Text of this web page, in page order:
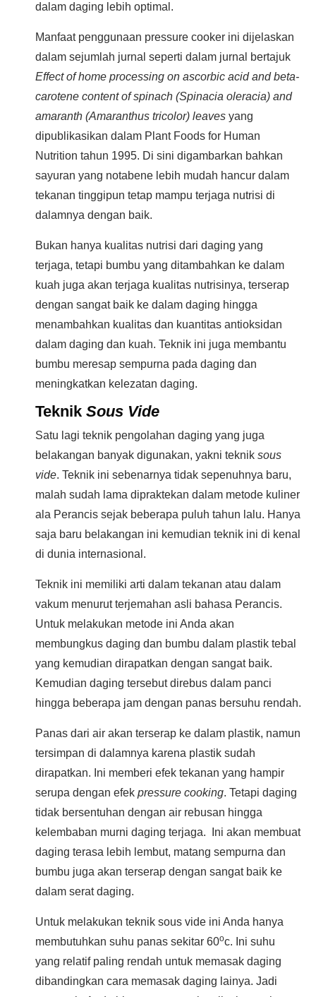
dalam daging lebih optimal.
Manfaat penggunaan pressure cooker ini dijelaskan
dalam sejumlah jurnal seperti dalam jurnal bertajuk
Effect of home processing on ascorbic acid and beta-
carotene content of spinach (Spinacia oleracia) and
amaranth (Amaranthus tricolor) leaves yang
dipublikasikan dalam Plant Foods for Human
Nutrition tahun 1995. Di sini digambarkan bahkan
sayuran yang notabene lebih mudah hancur dalam
tekanan tinggipun tetap mampu terjaga nutrisi di
dalamnya dengan baik.
Bukan hanya kualitas nutrisi dari daging yang
terjaga, tetapi bumbu yang ditambahkan ke dalam
kuah juga akan terjaga kualitas nutrisinya, terserap
dengan sangat baik ke dalam daging hingga
menambahkan kualitas dan kuantitas antioksidan
dalam daging dan kuah. Teknik ini juga membantu
bumbu meresap sempurna pada daging dan
meningkatkan kelezatan daging.
Teknik Sous Vide
Satu lagi teknik pengolahan daging yang juga
belakangan banyak digunakan, yakni teknik sous
vide. Teknik ini sebenarnya tidak sepenuhnya baru,
malah sudah lama dipraktekan dalam metode kuliner
ala Perancis sejak beberapa puluh tahun lalu. Hanya
saja baru belakangan ini kemudian teknik ini di kenal
di dunia internasional.
Teknik ini memiliki arti dalam tekanan atau dalam
vakum menurut terjemahan asli bahasa Perancis.
Untuk melakukan metode ini Anda akan
membungkus daging dan bumbu dalam plastik tebal
yang kemudian dirapatkan dengan sangat baik.
Kemudian daging tersebut direbus dalam panci
hingga beberapa jam dengan panas bersuhu rendah.
Panas dari air akan terserap ke dalam plastik, namun
tersimpan di dalamnya karena plastik sudah
dirapatkan. Ini memberi efek tekanan yang hampir
serupa dengan efek pressure cooking. Tetapi daging
tidak bersentuhan dengan air rebusan hingga
kelembaban murni daging terjaga. Ini akan membuat
daging terasa lebih lembut, matang sempurna dan
bumbu juga akan terserap dengan sangat baik ke
dalam serat daging.
Untuk melakukan teknik sous vide ini Anda hanya
membutuhkan suhu panas sekitar 60oc. Ini suhu
yang relatif paling rendah untuk memasak daging
dibandingkan cara memasak daging lainya. Jadi